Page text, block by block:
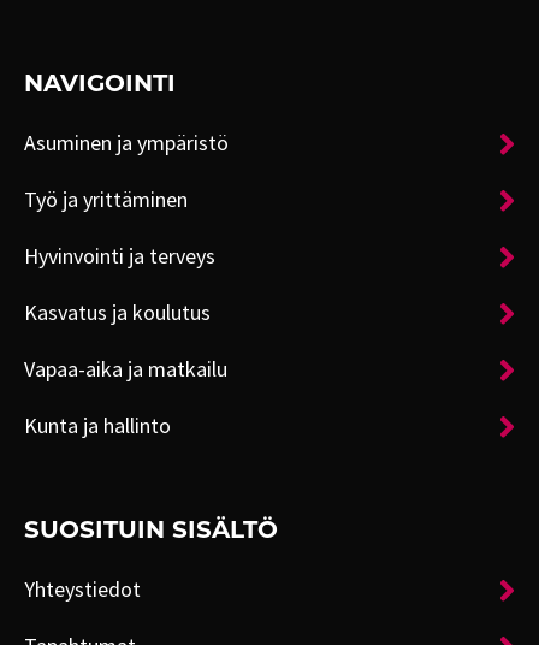
NAVIGOINTI
Asuminen ja ympäristö
Työ ja yrittäminen
Hyvinvointi ja terveys
Kasvatus ja koulutus
Vapaa-aika ja matkailu
Kunta ja hallinto
SUOSITUIN SISÄLTÖ
Yhteystiedot